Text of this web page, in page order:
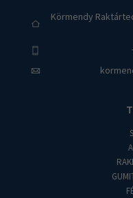
Körmendy